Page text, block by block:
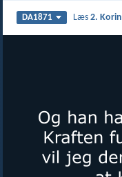
DA1871 Læs2.